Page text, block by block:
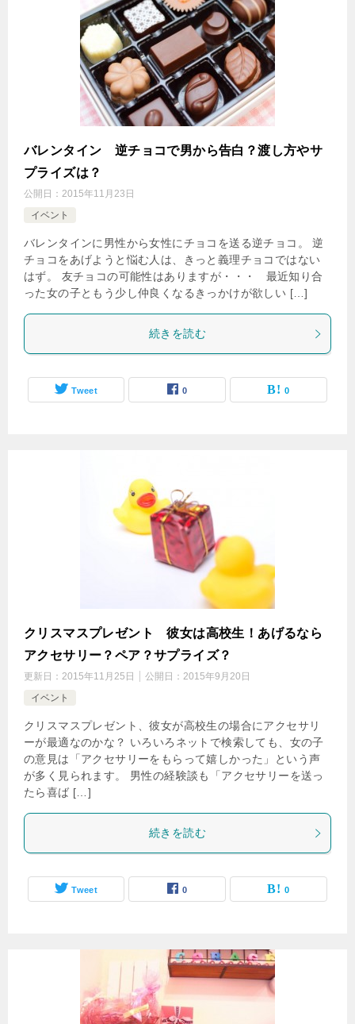
バレンタイン 逆チョコで男から告白？渡し方やサ
プライズは？
公開日： 2015年11月23日
イベント
バレンタインに男性から女性にチョコを送る逆チョコ。 逆
チョコをあげようと悩む人は、きっと義理チョコではない
はず。 友チョコの可能性はありますが・・・ 最近知り合
った女の子ともう少し仲良くなるきっかけが欲しい […]
続きを読む
Tweet 0 0
クリスマスプレゼント 彼女は高校生！あげるなら
アクセサリー？ペア？サプライズ？
更新日： 2015年11月25日 公開日： 2015年9月20日
イベント
クリスマスプレゼント、彼女が高校生の場合にアクセサリ
ーが最適なのかな？ いろいろネットで検索しても、女の子
の意見は「アクセサリーをもらって嬉しかった」という声
が多く見られます。 男性の経験談も「アクセサリーを送っ
たら喜ば […]
続きを読む
Tweet 0 0